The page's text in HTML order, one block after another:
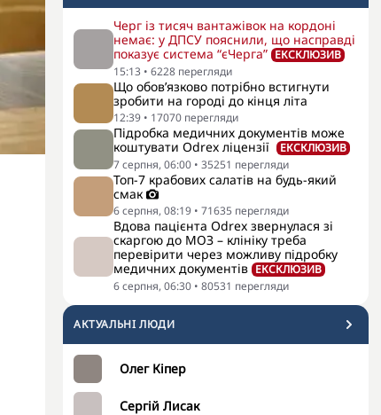
Черг із тисяч вантажівок на кордоні
немає: у ДПСУ пояснили, що насправді
показує система “єЧерга” ЕКСКЛЮЗИВ
15:13 • 6228 перегляди
Що обов’язково потрібно встигнути
зробити на городі до кінця літа
12:39 • 17070 перегляди
Підробка медичних документів може
коштувати Odrex ліцензії
ЕКСКЛЮЗИВ
7 серпня, 06:00 • 35251 перегляди
Топ-7 крабових салатів на будь-який
смак
6 серпня, 08:19 • 71635 перегляди
Вдова пацієнта Odrex звернулася зі
скаргою до МОЗ – клініку треба
перевірити через можливу підробку
медичних документів ЕКСКЛЮЗИВ
6 серпня, 06:30 • 80531 перегляди
АКТУАЛЬНI ЛЮДИ
Олег Кіпер
Сергій Лисак